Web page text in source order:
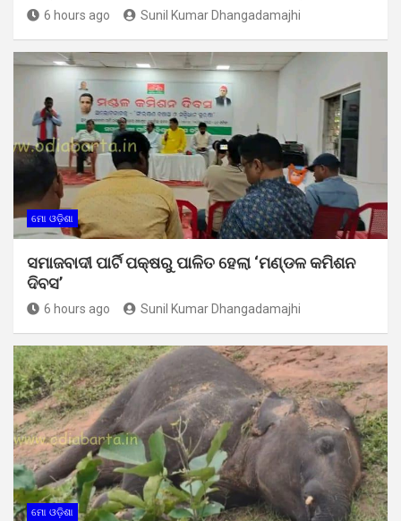
6 hours ago Sunil Kumar Dhangadamajhi
ମୋ ଓଡ଼ିଶା
ସମାଜବାଦୀ ପାର୍ଟି ପକ୍ଷରୁ ପାଳିତ ହେଲା ‘ମଣ୍ଡଳ କମିଶନ
ଦିବସ’
6 hours ago Sunil Kumar Dhangadamajhi
ମୋ ଓଡ଼ିଶା